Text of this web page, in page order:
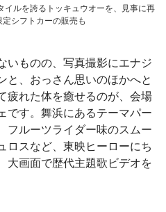
ルを誇るトッキュウオーを、見事に再
シフトカーの販売も
いものの、写真撮影にエナジ
と、おっさん思いのほかへと
疲れた体を癒せるのが、会場
です。舞浜にあるテーマパー
フルーツライダー味のスムー
ロスなど、東映ヒーローにち
大画面で歴代主題歌ビデオを